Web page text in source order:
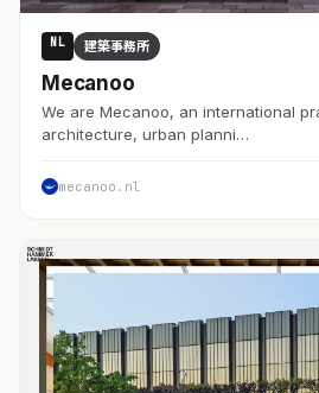
NL 建築事務所
Mecanoo
We are Mecanoo, an international
architecture, urban planni…
mecanoo.nl